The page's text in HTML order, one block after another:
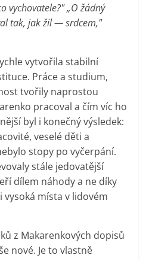
vychovatele?" „O žádný
tak, jak žil — srdcem,"
vytvořila stabilní
Práce a studium,
tvořily naprostou
pracoval a čím víc ho
byl i konečný výsledek:
veselé děti a
stopy po vyčerpání.
stále jedovatější
dílem náhody a ne díky
místa v lidovém
z Makarenkových dopisů
nové. Je to vlastně